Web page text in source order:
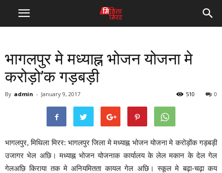
भागलपुर मे मध्याह्न भोजन योजना मे
करोड़ो’क गड़बड़ी
By admin - January 9, 2017 0
510
भागलपुर, मिथिला मिरर: भागलपुर जिला मे मध्याह्न भोजन योजना मे करोड़ोंक गड़बड़ी
उजागर भेल अछि। मध्याह्न भोजन योजनाक कार्यालय के लेल मकान के देल गेल
गेलअछि किराया तक मे अनियमितता कायल गेल अछि। स्कूल मे बढ़ा-चढ़ा कय